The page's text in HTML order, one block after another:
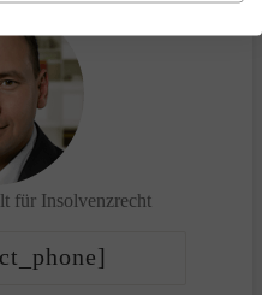
für Insolvenzrecht